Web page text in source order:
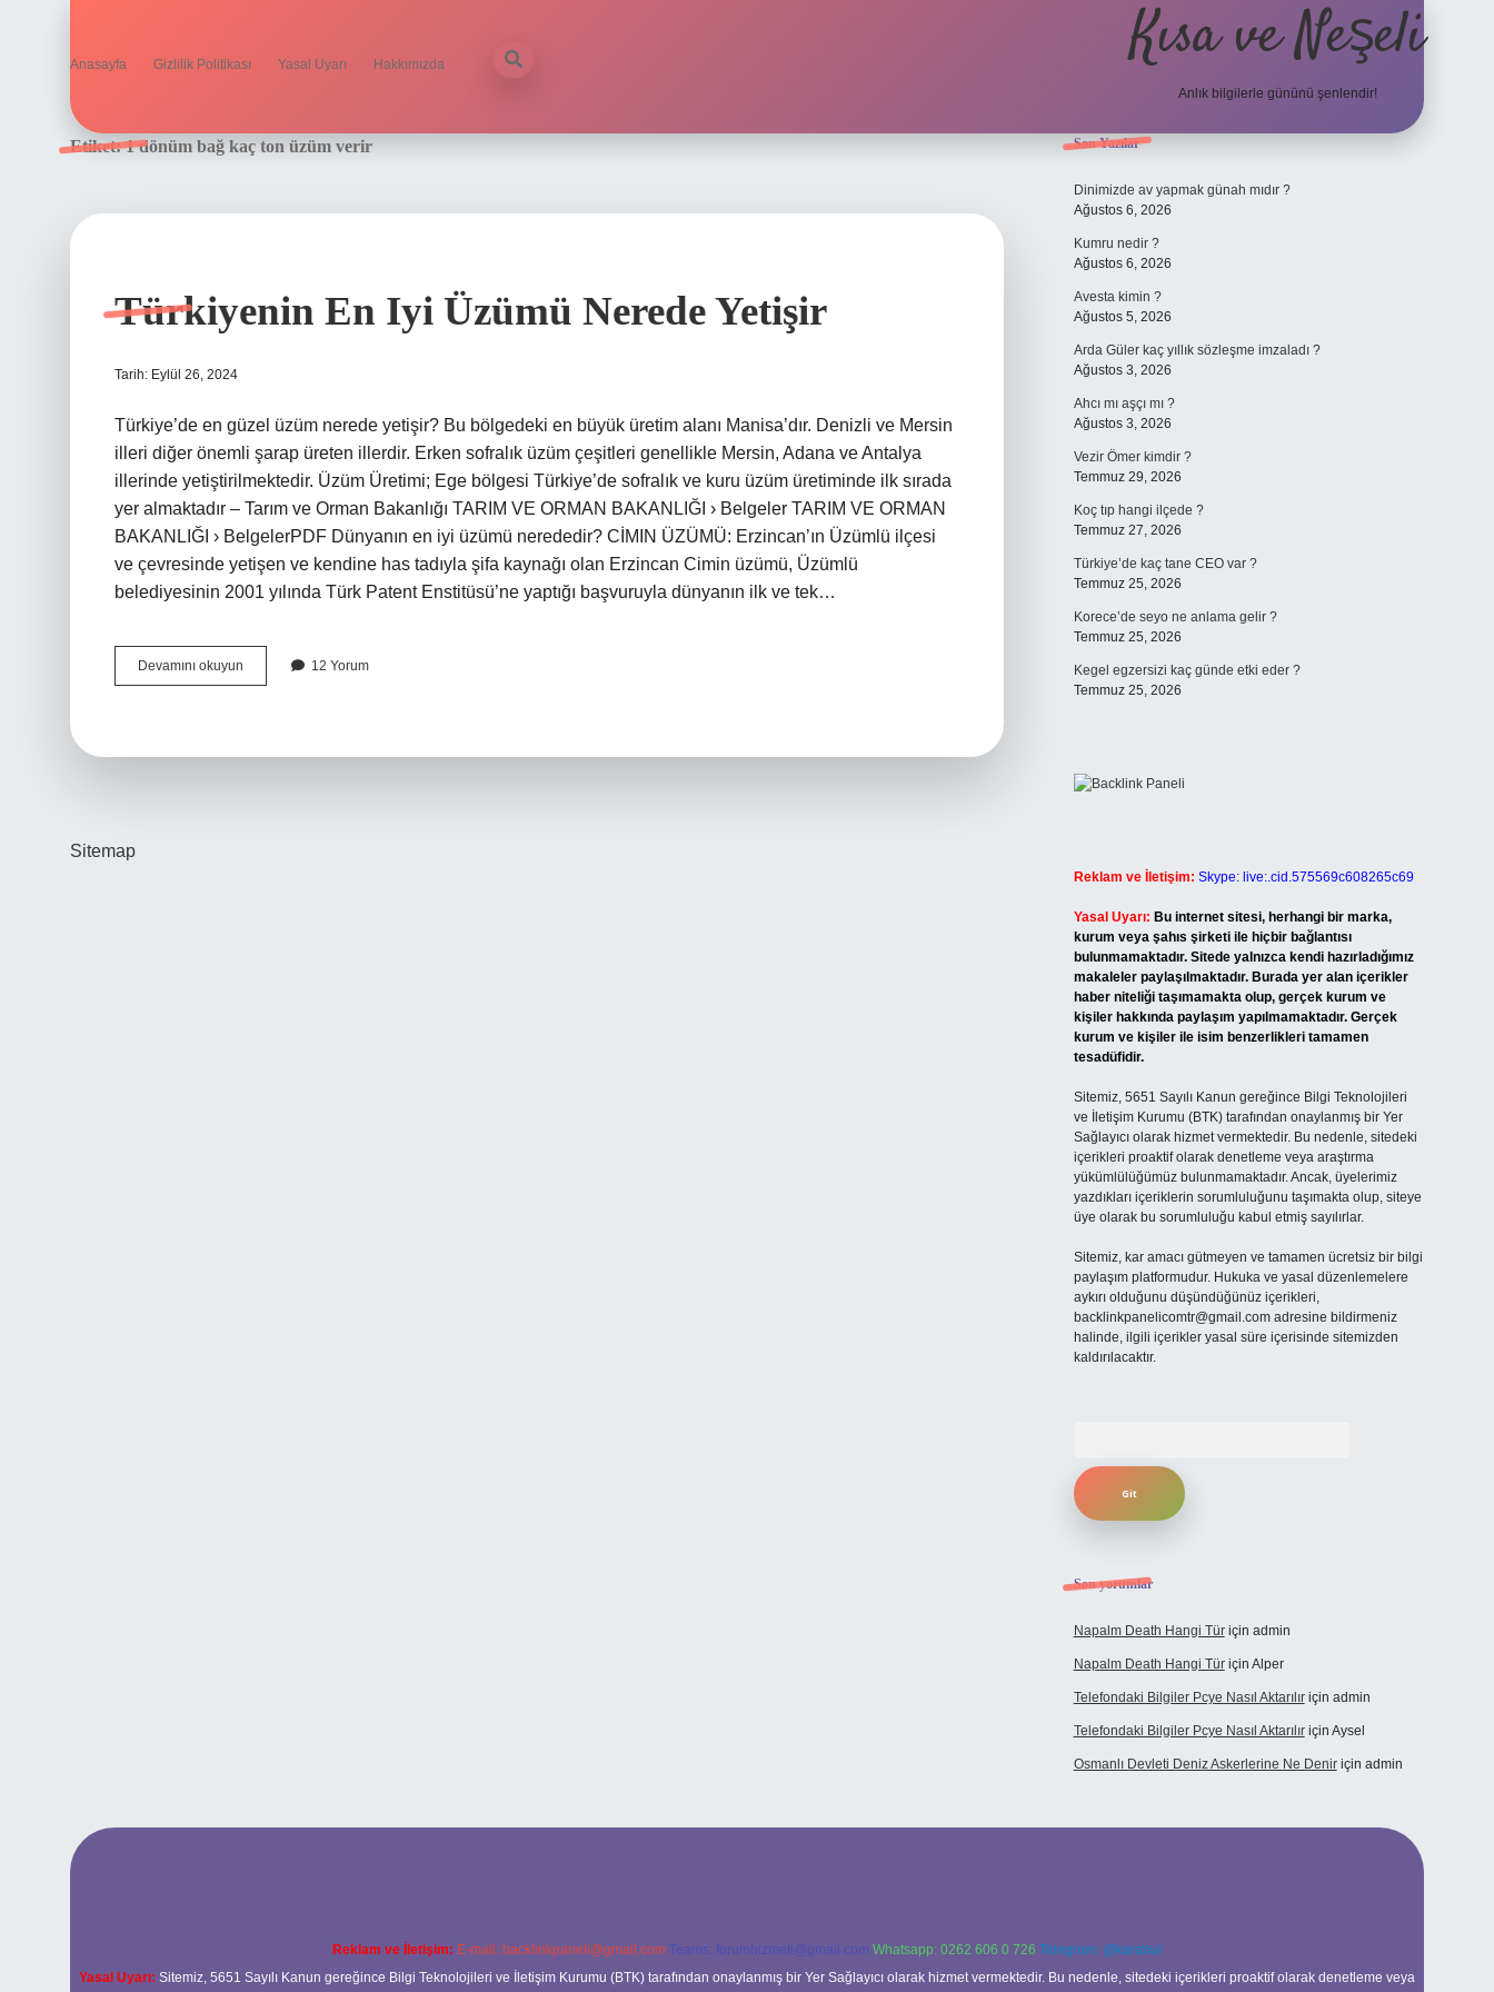
Anasayfa Gizlilik Politikası Yasal Uyarı Hakkımızda Kısa ve Neşeli
Anlık bilgilerle gününü şenlendir!
Etiket:1 dönüm bağ kaç ton üzüm verir
Türkiyenin En Iyi Üzümü Nerede Yetişir
Tarih: Eylül 26, 2024
Türkiye’de en güzel üzüm nerede yetişir? Bu bölgedeki en büyük üretim alanı Manisa’dır. Denizli ve Mersin
illeri diğer önemli şarap üreten illerdir. Erken sofralık üzüm çeşitleri genellikle Mersin, Adana ve Antalya
illerinde yetiştirilmektedir. Üzüm Üretimi; Ege bölgesi Türkiye’de sofralık ve kuru üzüm üretiminde ilk sırada
yer almaktadır – Tarım ve Orman Bakanlığı TARIM VE ORMAN BAKANLIĞI › Belgeler TARIM VE ORMAN
BAKANLIĞI › BelgelerPDF Dünyanın en iyi üzümü nerededir? CİMIN ÜZÜMÜ: Erzincan’ın Üzümlü ilçesi
ve çevresinde yetişen ve kendine has tadıyla şifa kaynağı olan Erzincan Cimin üzümü, Üzümlü
belediyesinin 2001 yılında Türk Patent Enstitüsü’ne yaptığı başvuruyla dünyanın ilk ve tek…
Devamını okuyun Türkiyenin
En
12 Yorum
Sitemap
Sidebar
Son Yazılar
Dinimizde av yapmak günah mıdır ?
Ağustos 6, 2026
Kumru nedir ?
Ağustos 6, 2026
Avesta kimin ?
Ağustos 5, 2026
Arda Güler kaç yıllık sözleşme imzaladı ?
Ağustos 3, 2026
Ahcı mı aşçı mı ?
Ağustos 3, 2026
Vezir Ömer kimdir ?
Temmuz 29, 2026
Koç tıp hangi ilçede ?
Temmuz 27, 2026
Türkiye’de kaç tane CEO var ?
Temmuz 25, 2026
Korece’de seyo ne anlama gelir ?
Temmuz 25, 2026
Kegel egzersizi kaç günde etki eder ?
Temmuz 25, 2026
Reklam ve İletişim: Skype: live:.cid.575569c608265c69
Yasal Uyarı: Bu internet sitesi, herhangi bir marka,
kurum veya şahıs şirketi ile hiçbir bağlantısı
bulunmamaktadır. Sitede yalnızca kendi hazırladığımız
makaleler paylaşılmaktadır. Burada yer alan içerikler
haber niteliği taşımamakta olup, gerçek kurum ve
kişiler hakkında paylaşım yapılmamaktadır. Gerçek
kurum ve kişiler ile isim benzerlikleri tamamen
tesadüfidir.
Sitemiz, 5651 Sayılı Kanun gereğince Bilgi Teknolojileri
ve İletişim Kurumu (BTK) tarafından onaylanmış bir Yer
Sağlayıcı olarak hizmet vermektedir. Bu nedenle, sitedeki
içerikleri proaktif olarak denetleme veya araştırma
yükümlülüğümüz bulunmamaktadır. Ancak, üyelerimiz
yazdıkları içeriklerin sorumluluğunu taşımakta olup, siteye
üye olarak bu sorumluluğu kabul etmiş sayılırlar.
Sitemiz, kar amacı gütmeyen ve tamamen ücretsiz bir bilgi
paylaşım platformudur. Hukuka ve yasal düzenlemelere
aykırı olduğunu düşündüğünüz içerikleri,
backlinkpanelicomtr@gmail.comadresine bildirmeniz
halinde, ilgili içerikler yasal süre içerisinde sitemizden
kaldırılacaktır.
Son yorumlar
Napalm Death Hangi Türiçin admin
Napalm Death Hangi Türiçin Alper
Telefondaki Bilgiler Pcye Nasıl Aktarılıriçin admin
Telefondaki Bilgiler Pcye Nasıl Aktarılıriçin Aysel
Osmanlı Devleti Deniz Askerlerine Ne Deniriçin admin
Reklam ve İletişim: E-mail: backlinkpaneli@gmail.com Teams: forumhizmeti@gmail.com Whatsapp: 0262 606 0 726 Telegram: @karabul
Yasal Uyarı: Sitemiz, 5651 Sayılı Kanun gereğince Bilgi Teknolojileri ve İletişim Kurumu (BTK) tarafından onaylanmış bir Yer Sağlayıcı olarak hizmet vermektedir. Bu nedenle, sitedeki içerikleri proaktif olarak denetleme veya